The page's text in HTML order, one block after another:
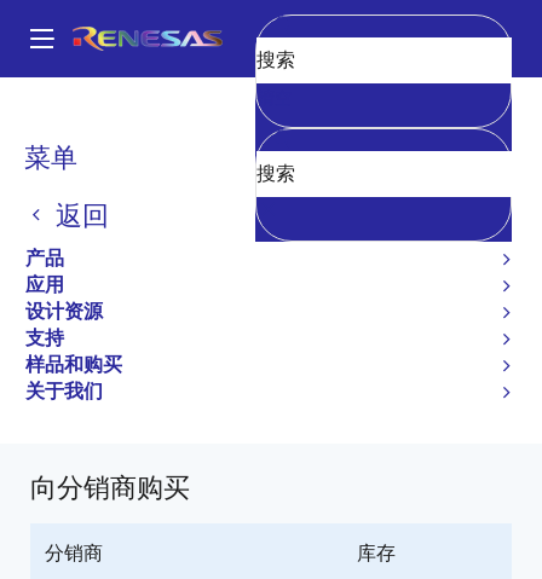
到
Main
navigation
菜单
返回
产品
应用
设计资源
支持
样品和购买
关于我们
清空
面
屑
R4F24275NFQU
不推荐用于新设计
Microcontrollers with 16-bit High-speed
H8S/2600 CPU
H8S/2427, H8S/2427R, H8S/2425 Group User's
Manual: Hardware
有关 H8S/2427 的所有信息
向分销商购买
分销商 库存